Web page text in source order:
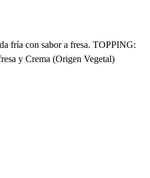
fría con sabor a fresa. TOPPING:
y Crema (Origen Vegetal)